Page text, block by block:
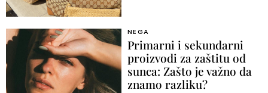
NEGA
Primarni i sekundarni
proizvodi za zaštitu od
sunca: Zašto je važno da
znamo razliku?